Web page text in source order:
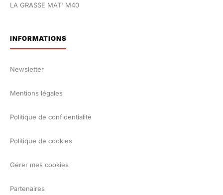
LA GRASSE MAT' M40
INFORMATIONS
Newsletter
Mentions légales
Politique de confidentialité
Politique de cookies
Gérer mes cookies
Partenaires